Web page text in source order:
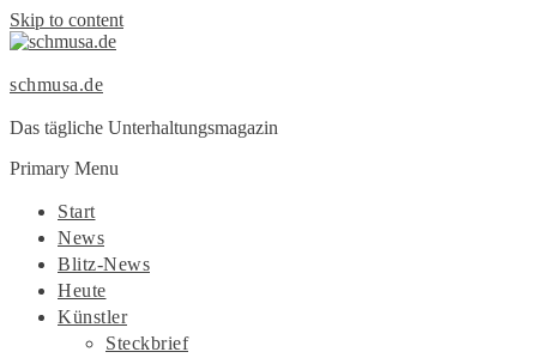
Skip to content
schmusa.de
Das tägliche Unterhaltungsmagazin
Primary Menu
Start
News
Blitz-News
Heute
Künstler
Steckbrief